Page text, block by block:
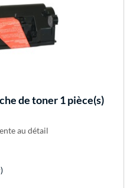
de toner 1 pièce(s)
au détail